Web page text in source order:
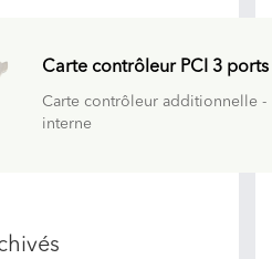
Carte contrôleur PCI 3 ports
Carte contrôleur additionnelle -
interne